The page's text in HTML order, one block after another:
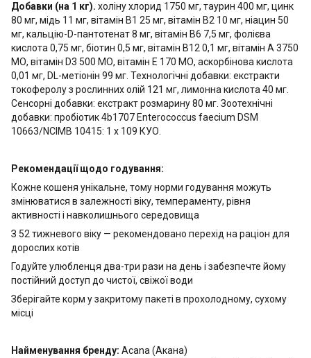
Добавки (на 1 кг). холіну хлорид 1750 мг, таурин 400 мг, цинк
80 мг, мідь 11 мг, вітамін В1 25 мг, вітамін В2 10 мг, ніацин 50
мг, кальцію-D-пантотенат 8 мг, вітамін В6 7,5 мг, фолієва
кислота 0,75 мг, біотин 0,5 мг, вітамін В12 0,1 мг, вітамін А 3750
МО, вітамін D3 500 МО, вітамін Е 170 МО, аскорбінова кислота
0,01 мг, DL-метіонін 99 мг. Технологічні добавки: екстракти
токоферолу з рослинних олій 121 мг, лимонна кислота 40 мг.
Сенсорні добавки: екстракт розмарину 80 мг. Зоотехнічні
добавки: пробіотик 4b1707 Enterococcus faecium DSM
10663/NCIMB 10415: 1 x 109 КУО.
Рекомендації щодо годування:
Кожне кошеня унікальне, тому норми годування можуть
змінюватися в залежності віку, темпераменту, рівня
активності і навколишнього середовища
З 52 тижневого віку — рекомендовано перехід на раціон для
дорослих котів
Годуйте улюбленця два-три рази на день і забезпечте йому
постійний доступ до чистої, свіжої води
Зберігайте корм у закритому пакеті в прохолодному, сухому
місці
Найменування бренду: Acana (Акана)